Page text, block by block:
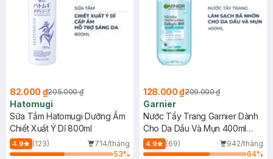
82.000 ₫205.000 ₫
Hatomugi
Sữa Tắm Hatomugi Dưỡng Ẩm
Chiết Xuất Ý Dĩ 800ml
4.9 (123)
714/tháng
53%
128.000 ₫209.000 ₫
Garnier
Nước Tẩy Trang Garnier Dành
Cho Da Dầu Và Mụn 400ml
(Mới)
4.9 (69)
942/tháng
64%